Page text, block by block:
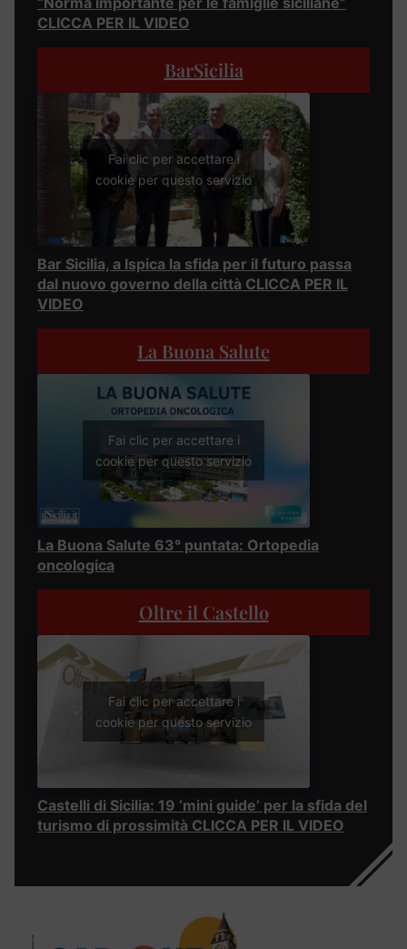
CLICCA PER IL VIDEO
BarSicilia
Fai clic per accettare i
cookie per questo servizio
Bar Sicilia, a Ispica la sfida per il futuro passa
dal nuovo governo della città CLICCA PER IL
VIDEO
La Buona Salute
Fai clic per accettare i
cookie per questo servizio
La Buona Salute 63° puntata: Ortopedia
oncologica
Oltre il Castello
Fai clic per accettare i
cookie per questo servizio
Castelli di Sicilia: 19 ‘mini guide’ per la sfida del
turismo di prossimità CLICCA PER IL VIDEO